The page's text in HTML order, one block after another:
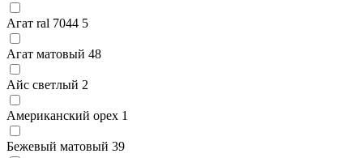
Агат ral 7044 5
Агат матовый 48
Айс светлый 2
Американский орех 1
Бежевый матовый 39